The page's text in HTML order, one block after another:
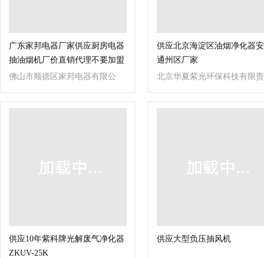
广东家邦电器厂家供应厨房电器
抽油烟机厂价直销代理不要加盟
费
佛山市顺德区家邦电器有限公
司
供应北京海淀区油烟净化器
通州区厂家
北京华夏紫光环保科技有限责
任公司
供应10年紫科牌光解废气净化器
ZKUV-25K
供应大型负压抽风机